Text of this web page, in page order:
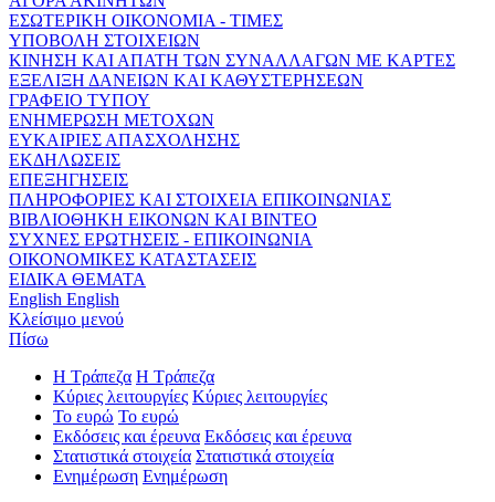
ΕΣΩΤΕΡΙΚΗ ΟΙΚΟΝΟΜΙΑ - ΤΙΜΕΣ
ΥΠΟΒΟΛΗ ΣΤΟΙΧΕΙΩΝ
ΚΙΝΗΣΗ ΚΑΙ ΑΠΑΤΗ ΤΩΝ ΣΥΝΑΛΛΑΓΩΝ ΜΕ ΚΑΡΤΕΣ
ΕΞΕΛΙΞΗ ΔΑΝΕΙΩΝ ΚΑΙ ΚΑΘΥΣΤΕΡΗΣΕΩΝ
ΓΡΑΦΕΙΟ ΤΥΠΟΥ
ΕΝΗΜΕΡΩΣΗ ΜΕΤΟΧΩΝ
ΕΥΚΑΙΡΙΕΣ ΑΠΑΣΧΟΛΗΣΗΣ
ΕΚΔΗΛΩΣΕΙΣ
ΕΠΕΞΗΓΗΣΕΙΣ
ΠΛΗΡΟΦΟΡΙΕΣ ΚΑΙ ΣΤΟΙΧΕΙΑ ΕΠΙΚΟΙΝΩΝΙΑΣ
ΒΙΒΛΙΟΘΗΚΗ ΕΙΚΟΝΩΝ ΚΑΙ ΒΙΝΤΕΟ
ΣΥΧΝΕΣ ΕΡΩΤΗΣΕΙΣ - ΕΠΙΚΟΙΝΩΝΙΑ
ΟΙΚΟΝΟΜΙΚΕΣ ΚΑΤΑΣΤΑΣΕΙΣ
ΕΙΔΙΚΑ ΘΕΜΑΤΑ
English English
Κλείσιμο μενού
Πίσω
Η Τράπεζα Η Τράπεζα
Κύριες λειτουργίες Κύριες λειτουργίες
Το ευρώ Το ευρώ
Εκδόσεις και έρευνα Εκδόσεις και έρευνα
Στατιστικά στοιχεία Στατιστικά στοιχεία
Ενημέρωση Ενημέρωση